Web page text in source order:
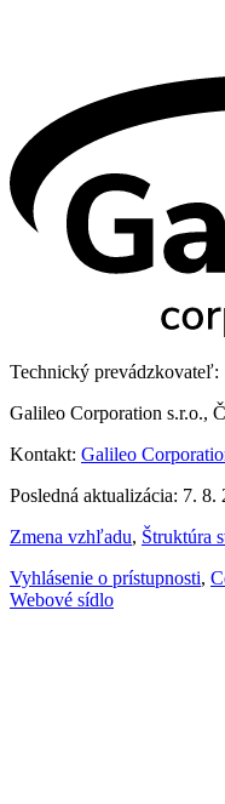
Technický prevádzkovateľ:
Galileo Corporation s.r.o.,
Kontakt: Galileo
Posledná aktualizácia: 7. 8.
Zmena vzhľadu, Štruktúra
Vyhlásenie o prístupnosti,
Webové sídlo